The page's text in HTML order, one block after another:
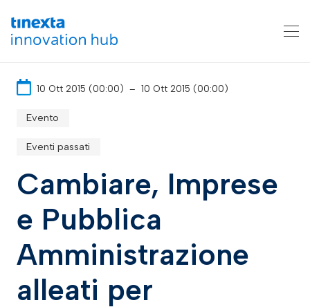
10 Ott 2015 (00:00) – 10 Ott 2015 (00:00)
Evento
Eventi passati
Cambiare, Imprese
e Pubblica
Amministrazione
alleati per